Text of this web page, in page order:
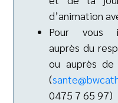
d’animation
Pour vous
auprès du
ou auprès
(
0475 7 65 97)